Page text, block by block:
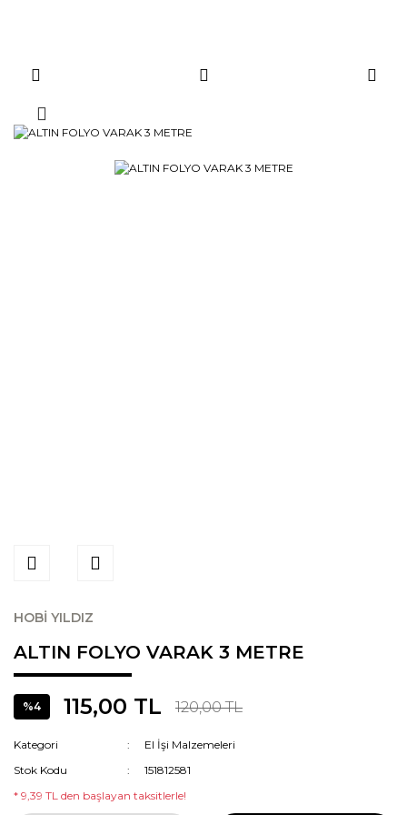
HOBİ YILDIZ
ALTIN FOLYO VARAK 3 METRE
%4 115,00 TL 120,00 TL
Kategori
El İşi Malzemeleri
Stok Kodu
151812581
* 9,39 TL den başlayan taksitlerle!